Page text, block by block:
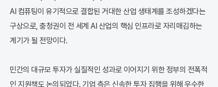
AI 컴퓨팅이 유기적으로 결합된 거대한 산업 생태계를 조성하겠다는
구상으로, 충청권이 전 세계 AI 산업의 핵심 인프라로 자리매김하는
계기가 될 전망이다.
민간의 대규모 투자가 실질적인 성과로 이어지기 위한 정부의 전폭적
인 지원책도 논의되었다. 기업 측은 신속한 투자 집행을 위해 우수한